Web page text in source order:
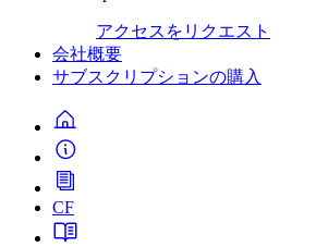
アクセスをリクエスト
会社概要
サブスクリプションの購入
CF